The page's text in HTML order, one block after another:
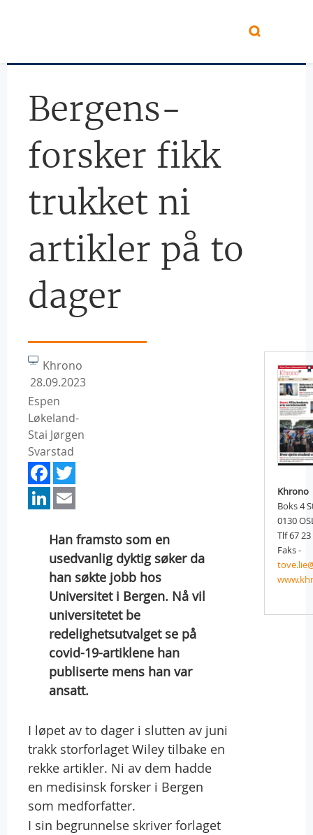
Bergens-
forsker fikk
trukket ni
artikler på to
dager
Khrono
28.09.2023
Espen
Løkeland-
Stai Jørgen
Svarstad
Facebook
LinkedIn
Han framsto som en
usedvanlig dyktig søker da
han søkte jobb hos
Universitet i Bergen. Nå vil
universitetet be
redelighetsutvalget se på
covid-19-artiklene han
publiserte mens han var
ansatt.
I løpet av to dager i slutten av juni
trakk storforlaget Wiley tilbake en
rekke artikler. Ni av dem hadde
en medisinsk forsker i Bergen
som medforfatter.
I sin begrunnelse skriver forlaget
Khrono
Boks 4
0130
Tlf 67
Faks -